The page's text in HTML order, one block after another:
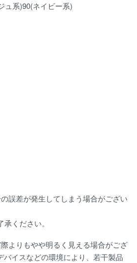
ュ系)90(ネイビー系)
誤差が発生してしまう場合がござい
ください。
よりもやや明るく見える場合がござ
バイスなどの環境により、若干製品